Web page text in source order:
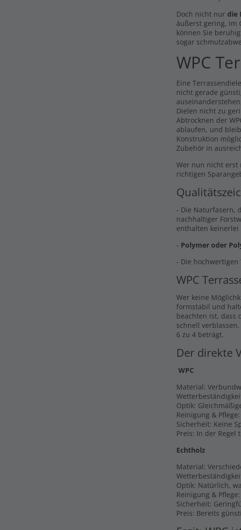
Doch nicht nur die
äußerst gering, im
können Sie
sogar
WPC
Eine
nicht gerade
Dielen nicht zu
Abtrocknen der
ablaufen, und
Konstruktion
Zubehör in
Wer nun nicht erst
richtigen
- Die Naturfasern,
nachhaltiger
enthalten
- Polymer oder
- Die hochwertigen
WPC
Wer keine
formstabil und
beachten ist, dass
schnell
6 zu 4 beträgt.
Der direkte
WPC
Material:
Optik:
Reinigung &
Sicherheit: Keine
Preis: In der Regel
Echtholz
Material:
Optik: Natürlich,
Reinigung &
Sicherheit:
Preis: Bereits